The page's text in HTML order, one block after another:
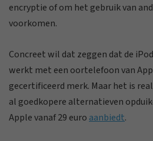
encryptie of om het gebruik van
voorkomen.
Concreet wil dat zeggen dat de
werkt met een oortelefoon van
gecertificeerd merk. Maar het is
al goedkopere alternatieven
Apple vanaf 29 euro aanbiedt.